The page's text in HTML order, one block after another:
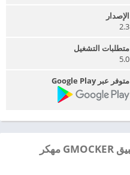
الإصدار
2.3
متطلبات التشغيل
5.0
متوفر عبر Google Play
التفاصيل والمراجعة لـ تحميل تطبيق GMOCKER مهكر